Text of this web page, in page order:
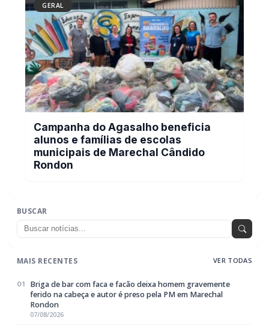
GERAL
Campanha do Agasalho beneficia
alunos e famílias de escolas
municipais de Marechal Cândido
Rondon
BUSCAR
MAIS RECENTES VER TODAS
01
Briga de bar com faca e facão deixa homem gravemente
ferido na cabeça e autor é preso pela PM em Marechal
Rondon
07/08/2026